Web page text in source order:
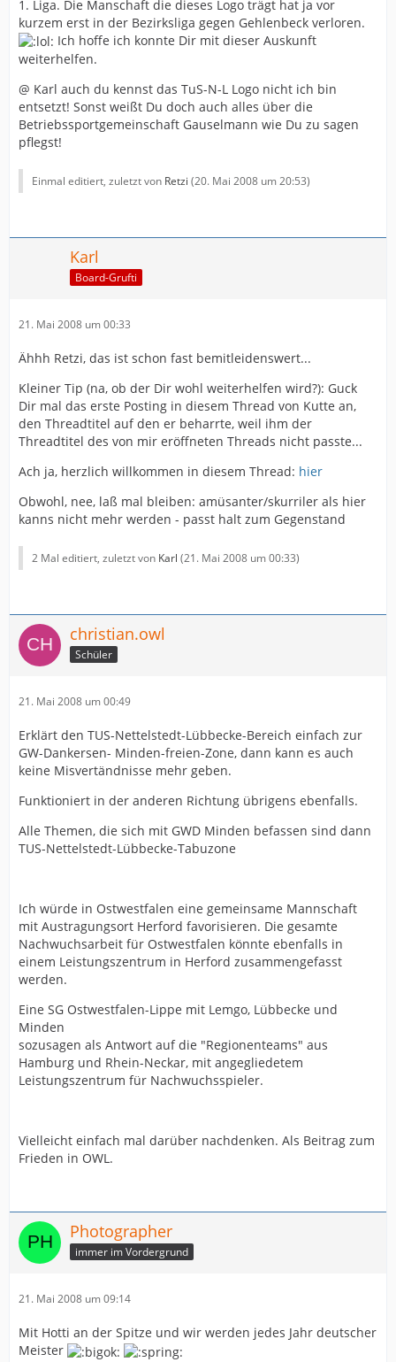
1. Liga. Die Manschaft die dieses Logo trägt hat ja vor
kurzem erst in der Bezirksliga gegen Gehlenbeck verloren.
Ich hoffe ich konnte Dir mit dieser Auskunft
weiterhelfen.
@ Karl auch du kennst das TuS-N-L Logo nicht ich bin
entsetzt! Sonst weißt Du doch auch alles über die
Betriebssportgemeinschaft Gauselmann wie Du zu sagen
pflegst!
Einmal editiert, zuletzt von Retzi (20. Mai 2008 um 20:53)
Karl
Board-Grufti
21. Mai 2008 um 00:33
Ähhh Retzi, das ist schon fast bemitleidenswert...
Kleiner Tip (na, ob der Dir wohl weiterhelfen wird?): Guck
Dir mal das erste Posting in diesem Thread von Kutte an,
den Threadtitel auf den er beharrte, weil ihm der
Threadtitel des von mir eröffneten Threads nicht passte...
Ach ja, herzlich willkommen in diesem Thread: hier
Obwohl, nee, laß mal bleiben: amüsanter/skurriler als hier
kanns nicht mehr werden - passt halt zum Gegenstand
2 Mal editiert, zuletzt von Karl (21. Mai 2008 um 00:33)
christian.owl
Schüler
21. Mai 2008 um 00:49
Erklärt den TUS-Nettelstedt-Lübbecke-Bereich einfach zur
GW-Dankersen- Minden-freien-Zone, dann kann es auch
keine Misvertändnisse mehr geben.
Funktioniert in der anderen Richtung übrigens ebenfalls.
Alle Themen, die sich mit GWD Minden befassen sind dann
TUS-Nettelstedt-Lübbecke-Tabuzone
Ich würde in Ostwestfalen eine gemeinsame Mannschaft
mit Austragungsort Herford favorisieren. Die gesamte
Nachwuchsarbeit für Ostwestfalen könnte ebenfalls in
einem Leistungszentrum in Herford zusammengefasst
werden.
Eine SG Ostwestfalen-Lippe mit Lemgo, Lübbecke und
Minden
sozusagen als Antwort auf die "Regionenteams" aus
Hamburg und Rhein-Neckar, mit angegliedetem
Leistungszentrum für Nachwuchsspieler.
Vielleicht einfach mal darüber nachdenken. Als Beitrag zum
Frieden in OWL.
Photographer
immer im Vordergrund
21. Mai 2008 um 09:14
Mit Hotti an der Spitze und wir werden jedes Jahr deutscher
Meister